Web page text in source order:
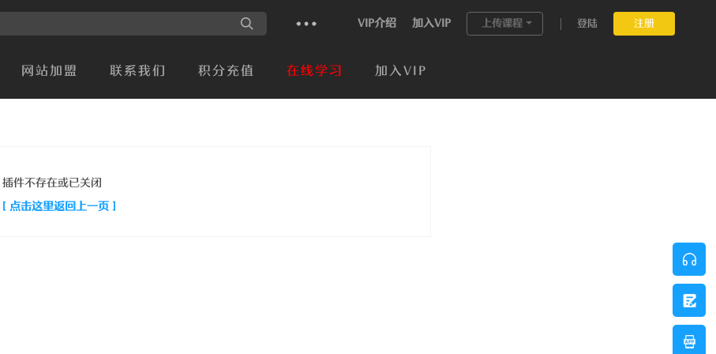
VIP介绍 加入VIP 上传课程 登陆 注册
网站加盟 联系我们 积分充值 在线学习 加入VIP
插件不存在或已关闭
[ 点击这里返回上一页 ]